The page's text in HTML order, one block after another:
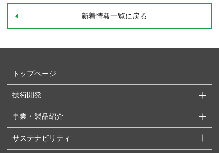
新着情報一覧に戻る
トップページ
技術開発
事業・製品紹介
サステナビリティ